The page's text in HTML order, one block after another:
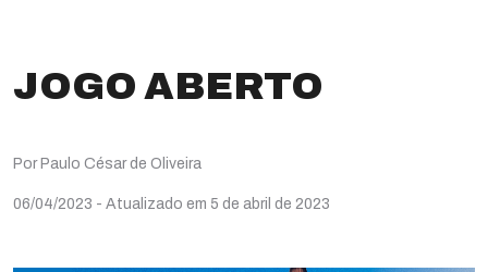
JOGO ABERTO
Por Paulo César de Oliveira
06/04/2023 - Atualizado em 5 de abril de 2023